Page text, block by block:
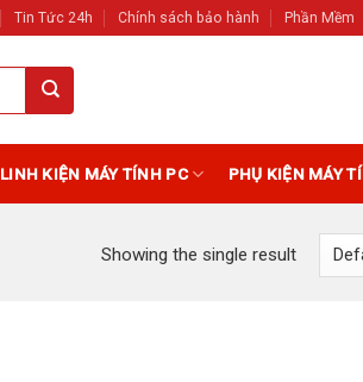
Tin Tức 24h Chính sách bảo hành Phần Mềm
LINH KIỆN MÁY TÍNH PC PHỤ KIỆN MÁY
Showing the single result